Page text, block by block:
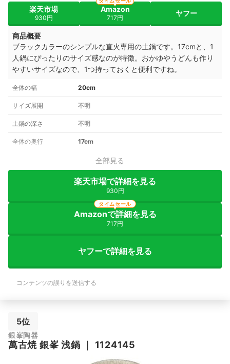
楽天市場
930円
Amazon
717円
ヤフー
商品概要
ブラックカラーのシンプルな直火専用の土鍋です。17cmと、1
人鍋にぴったりのサイズ感なのが特徴。 おかゆやうどんも作り
やすいサイズなので、1つ持っておくと便利ですね。
全体の幅 20cm
サイズ展開 不明
土鍋の深さ 不明
全体の奥行 17cm
全部見る
楽天市場で詳細を見る
930円
Amazonで詳細を見る
717円
タイムセール
ヤフーで詳細を見る
コンテンツの誤りを送信する
5位
銀峯陶器
萬古焼 銀峯 浅鍋 1124145